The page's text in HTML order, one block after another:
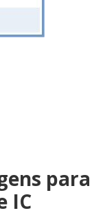
para
IC